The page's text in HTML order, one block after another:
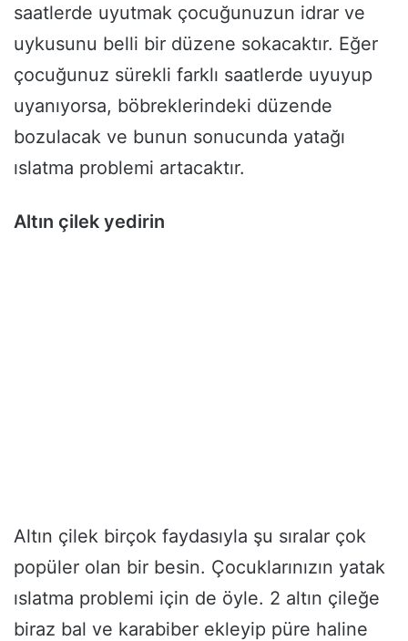
saatlerde uyutmak çocuğunuzun idrar ve
uykusunu belli bir düzene sokacaktır. Eğer
çocuğunuz sürekli farklı saatlerde uyuyup
uyanıyorsa, böbreklerindeki düzende
bozulacak ve bunun sonucunda yatağı
ıslatma problemi artacaktır.
Altın çilek yedirin
Altın çilek birçok faydasıyla şu sıralar çok
popüler olan bir besin. Çocuklarınızın yatak
ıslatma problemi için de öyle. 2 altın çileğe
biraz bal ve karabiber ekleyip püre haline